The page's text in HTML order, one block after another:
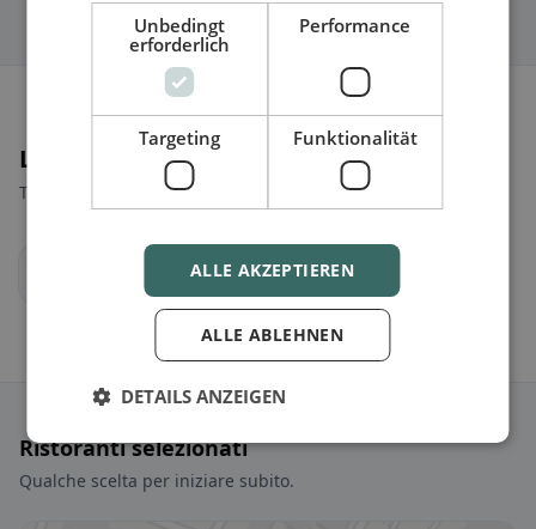
Luoghi nelle vicinanze
Trova il luogo giusto per la tua ricerca di ristoranti.
Ristoranti selezionati
Qualche scelta per iniziare subito.
Unbedingt
erforderlich
Performance
Targeting Funktionalität
ALLE AKZEPTIEREN
ALLE ABLEHNEN
DETAILS ANZEIGEN